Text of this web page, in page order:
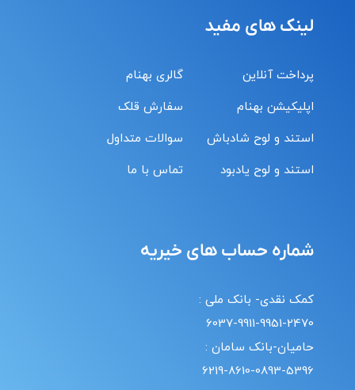
لینک های مفید
پرداخت آنلاین
اپلیکیشن بهنام
استند و لوح شادباش
استند و لوح یادبود
گالری بهنام
سفارش قلک
سوالات متداول
تماس با ما
شماره حساب های خیریه
کمک نقدی- بانک ملی :
6037-9911-9951-2470
حامیان-بانک سامان :
6219-8610-0893-5396